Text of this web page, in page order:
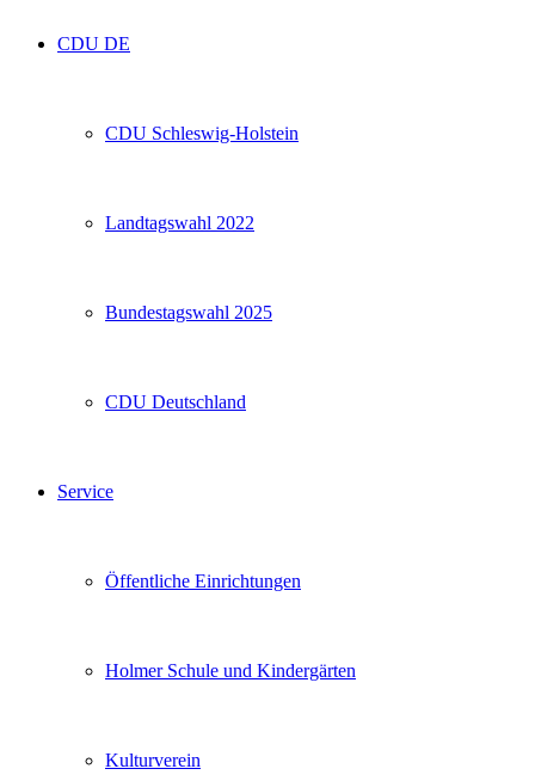
CDU DE
CDU Schleswig-Holstein
Landtagswahl 2022
Bundestagswahl 2025
CDU Deutschland
Service
Öffentliche Einrichtungen
Holmer Schule und Kindergärten
Kulturverein